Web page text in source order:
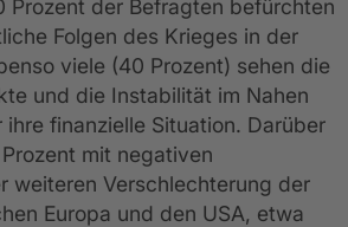
Prozent der Befragten befürchten
Folgen des Krieges in der
viele (40 Prozent) sehen die
und die Instabilität im Nahen
ihre finanzielle Situation. Darüber
mit negativen
weiteren Verschlechterung der
Europa und den USA, etwa